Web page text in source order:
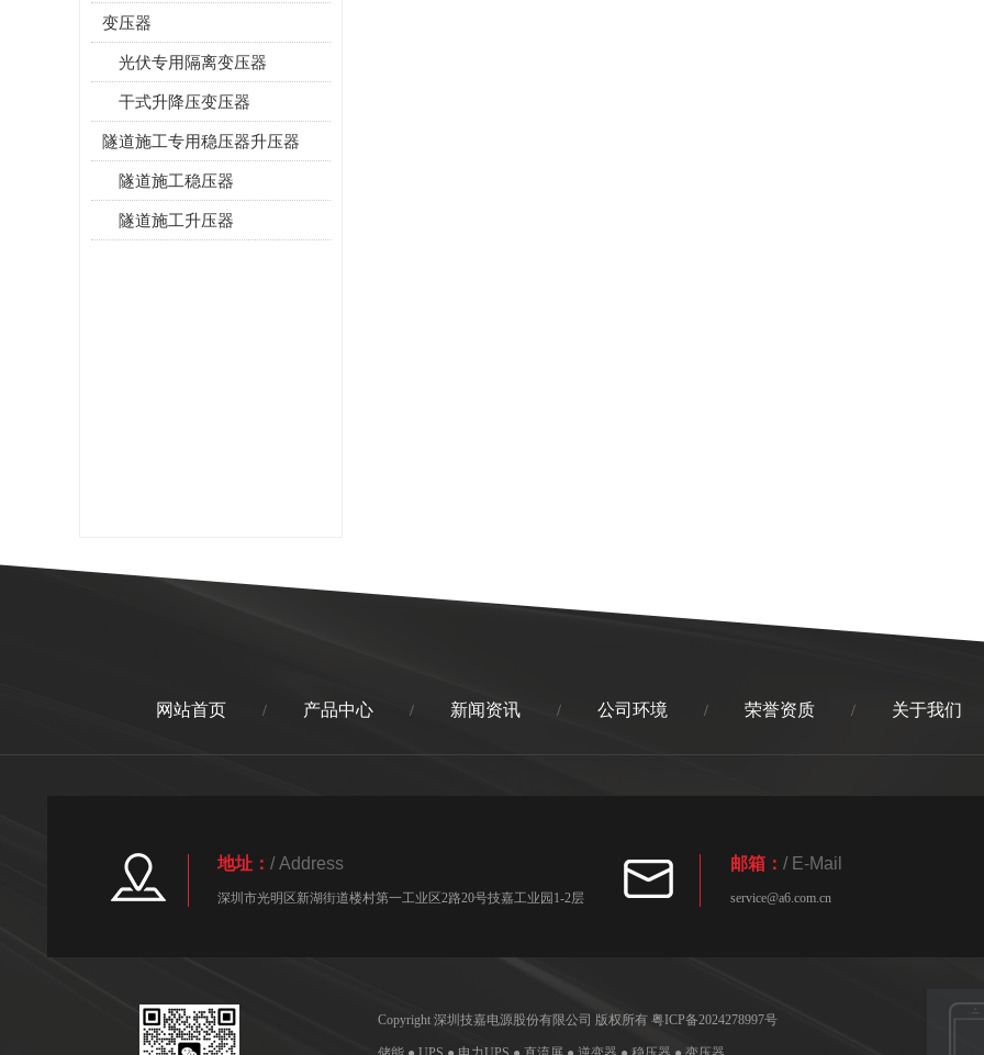
变压器
光伏专用隔离变压器
干式升降压变压器
隧道施工专用稳压器升压器
隧道施工稳压器
隧道施工升压器
网站首页 / 产品中心 / 新闻资讯 / 公司环境 / 荣誉资质 / 关于我们
地址： / Address
深圳市光明区新湖街道楼村第一工业区2路20号技嘉工业园1-2层
邮箱： / E-Mail
service@a6.com.cn
Copyright 深圳技嘉电源股份有限公司 版权所有 粤ICP备2024278997号